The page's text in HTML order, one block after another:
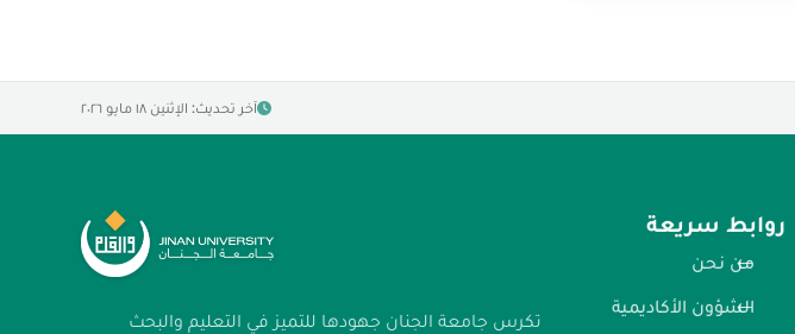
آخر تحديث: الإثنين ١٨ مايو ٢٠٢٦
تكرس جامعة الجنان جهودها للتميز في التعليم والبحث
روابط سريعة
من نحن
الشؤون الأكاديمية